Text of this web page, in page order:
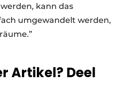
kann das
umgewandelt werden,
Artikel? Deel